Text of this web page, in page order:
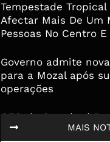
MAIS
Tempestade Tropical
Afectar Mais De Um
Pessoas No Centro E
Governo admite
para a Mozal após
operações
CEO do Standard
Governo que “saia